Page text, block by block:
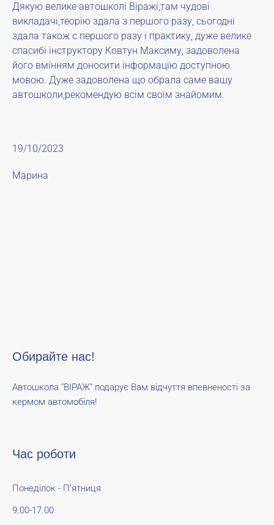
Дякую велике автошколі Віражі,там чудові
викладачі,теорію здала з першого разу, сьогодні
здала також с першого разу і практику, дуже велике
спасибі інструктору Ковтун Максиму, задоволена
його вмінням доносити інформацію доступною
мовою. Дуже задоволена що обрала саме вашу
автошколи,рекомендую всім своїм знайомим.
19/10/2023
Марина
Обирайте нас!
Автошкола "ВІРАЖ" подарує Вам відчуття впевненості за
кермом автомобіля!
Час роботи
Понеділок - П'ятниця
9.00-17.00